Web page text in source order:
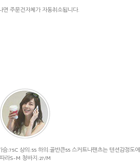
면 주문건자체가 자동취소됩니다.
:75C 상의:55 하의:골반큰55 스커트나팬츠는 텐션감정도에
따라S-M 청바지:27/M